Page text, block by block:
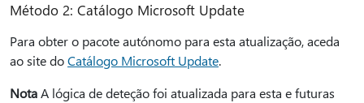
Método 2: Catálogo Microsoft Update
Para obter o pacote autónomo para esta atualização, aceda
ao site doCatálogo Microsoft Update.
NotaA lógica de deteção foi atualizada para esta e futuras